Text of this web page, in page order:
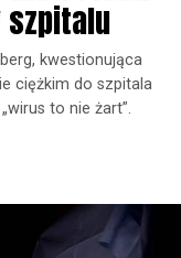
szpitalu
kwestionująca
ciężkim do szpitala
to nie żart”.